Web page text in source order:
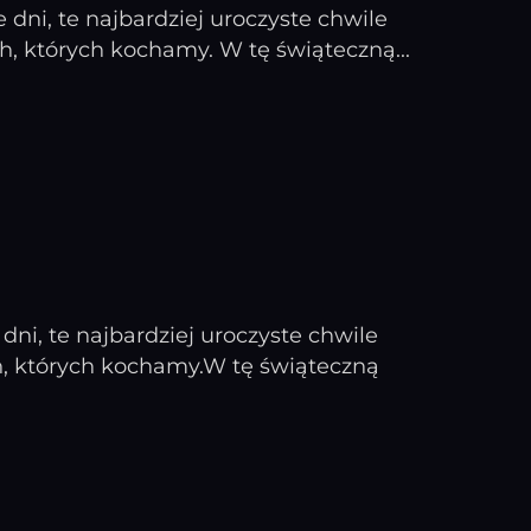
dni, te najbardziej uroczyste chwile
których kochamy. W tę świąteczną...
te najbardziej uroczyste chwile
których kochamy.W tę świąteczną